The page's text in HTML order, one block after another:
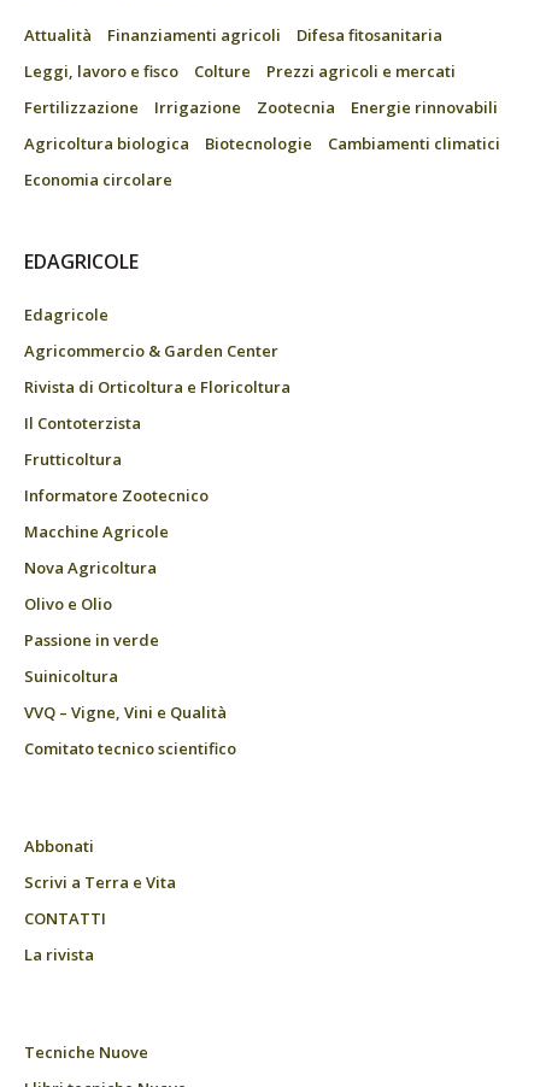
Attualità Finanziamenti agricoli
Difesa fitosanitaria
Leggi, lavoro e fisco
Colture
Prezzi agricoli e mercati
Fertilizzazione
Irrigazione Zootecnia
Energie rinnovabili
Agricoltura biologica
Biotecnologie
Cambiamenti climatici
Economia circolare
EDAGRICOLE
Edagricole
Agricommercio & Garden Center
Rivista di Orticoltura e Floricoltura
Il Contoterzista
Frutticoltura
Informatore Zootecnico
Macchine Agricole
Nova Agricoltura
Olivo e Olio
Passione in verde
Suinicoltura
VVQ – Vigne, Vini e Qualità
Comitato tecnico scientifico
Abbonati
Scrivi a Terra e Vita
CONTATTI
La rivista
Tecniche Nuove